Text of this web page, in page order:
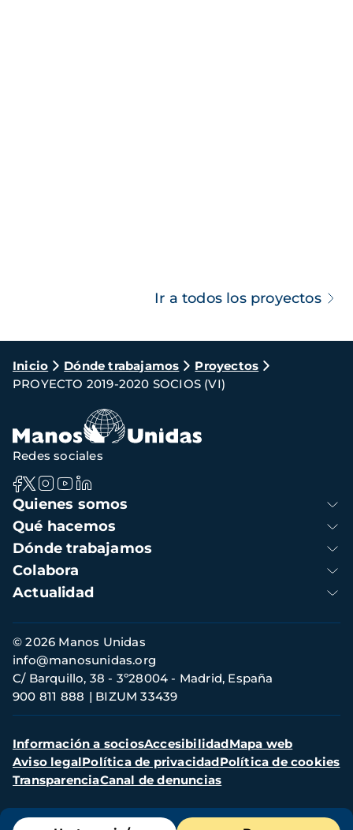
Ir a todos los proyectos
Ruta
de
navegación
Inicio Dónde trabajamos
Proyectos
PROYECTO 2019-2020 SOCIOS (VI)
Menú
Navegación
principal
Quienes somos
Qué hacemos
Dónde trabajamos
Colabora
Actualidad
Redes sociales
Información
de
contacto
© 2026 Manos Unidas
C/ Barquillo, 38 - 3º28004 - Madrid, España
900 811 888
BIZUM 33439
info@manosunidas.org
Menú
secundario
Información a sociosAccesibilidadMapa web
Aviso legalPolítica de privacidadPolítica de cookies
TransparenciaCanal de denuncias